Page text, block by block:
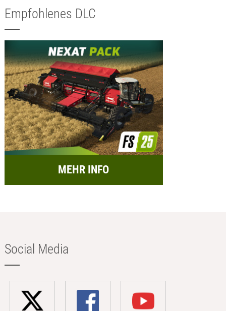
Empfohlenes DLC
MEHR INFO
Social Media